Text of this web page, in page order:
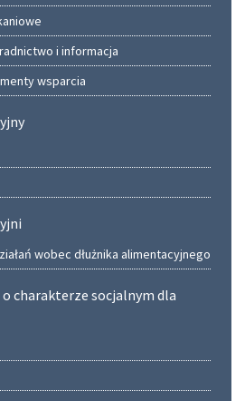
i informacja
wsparcia
wobec dłużnika alimentacyjnego
charakterze socjalnym dla